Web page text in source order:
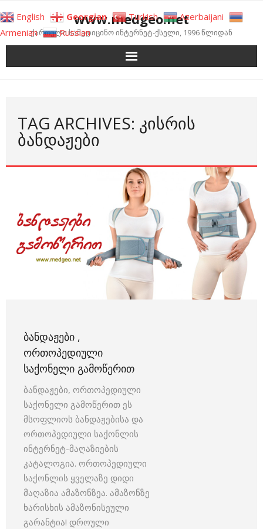
to
content
www.medgeo.net
ქართული სამედიცინო ინტერნეტ-ქსელი, 1996 წლიდან
TAG ARCHIVES: ᲙᲘᲡᲠᲘᲡ
ᲑᲐᲜᲓᲐᲟᲔᲑᲘ
ᲑᲐᲜᲓᲐᲟᲔᲑᲘ ,
ᲝᲠᲗᲝᲞᲔᲓᲘᲣᲚᲘ
ᲡᲐᲥᲝᲜᲔᲚᲘ ᲒᲐᲛᲝᲬᲔᲠᲘᲗ
ბანდაჟები, ორთოპედიული
საქონელი გამოწერით ეს
მსოფლიოს ბანდაჟებისა და
ორთოპედიული საქონლის
ინტერნეტ-მაღაზიების
კატალოგია. ორთოპედიული
საქონლის ყველაზე დიდი
მაღაზია ამაზონზეა. ამაზონზე
ხარისხის ამაზონისეული
გარანტია! დროული
English Georgian Turkish
Azerbaijani
Armenian
Russian